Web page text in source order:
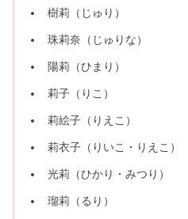
樹莉（じゅり）
珠莉奈（じゅりな）
陽莉（ひまり）
莉子（りこ）
莉絵子（りえこ）
莉衣子（りいこ・りえこ）
光莉（ひかり・みつり）
瑠莉（るり）